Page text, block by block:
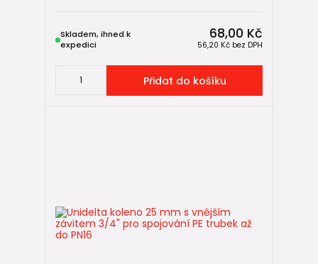
68,00 Kč
56,20 Kč bez DPH
Skladem, ihned k
expedici
Přidat do košíku